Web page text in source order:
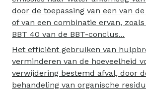
door de toepassing van een van
of van een combinatie ervan,
BBT 40 van de BBT-conclus...
Het efficiënt gebruiken van
verminderen van de hoeveelheid
verwijdering bestemd afval, door
behandeling van organische